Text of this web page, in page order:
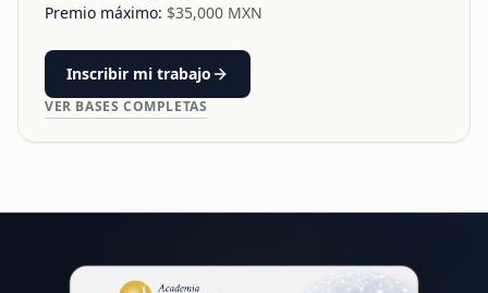
Premio máximo: $35,000 MXN
Inscribir mi trabajo
VER BASES COMPLETAS